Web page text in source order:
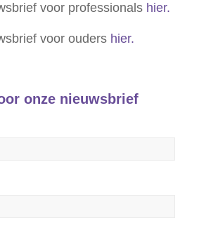
voor professionals hier.
voor ouders hier.
onze nieuwsbrief